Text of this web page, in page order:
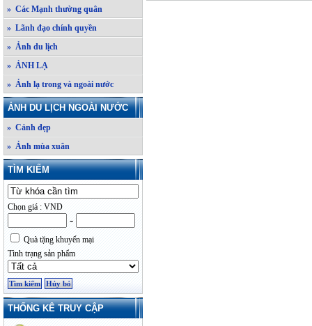
» Các Mạnh thường quân
» Lãnh đạo chính quyền
» Ảnh du lịch
» ẢNH LẠ
» Ảnh lạ trong và ngoài nước
ẢNH DU LỊCH NGOÀI NƯỚC
» Cảnh đẹp
» Ảnh mùa xuân
TÌM KIẾM
Chọn giá : VND
-
Quà tặng khuyến mại
Tình trạng sản phẩm
THỐNG KÊ TRUY CẬP